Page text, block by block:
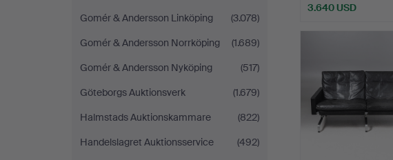
Gomér & Andersson Linköping
(3.078)
Gomér & Andersson Norrköping
(1.689)
Gomér & Andersson Nyköping
(517)
Göteborgs Auktionsverk
(1.679)
Halmstads Auktionskammare
(822)
Handelslagret Auktionsservice
(492)
3.640 USD